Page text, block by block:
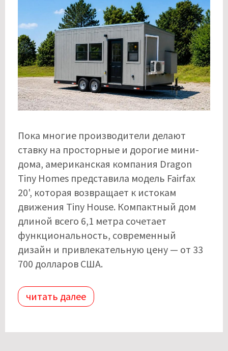
Пока многие производители делают
ставку на просторные и дорогие мини-
дома, американская компания Dragon
Tiny Homes представила модель Fairfax
20', которая возвращает к истокам
движения Tiny House. Компактный дом
длиной всего 6,1 метра сочетает
функциональность, современный
дизайн и привлекательную цену — от 33
700 долларов США.
читать далее